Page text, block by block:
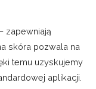
zapewniają
skóra pozwala na
temu uzyskujemy
aplikacji.